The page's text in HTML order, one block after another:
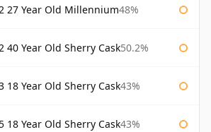
27 Year Old Millennium48%
40 Year Old Sherry Cask50.2%
18 Year Old Sherry Cask43%
18 Year Old Sherry Cask43%